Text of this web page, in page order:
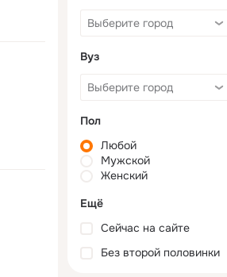
Вуз
Пол
Любой
Мужской
Женский
Ещё
Сейчас на сайте
Без второй половинки